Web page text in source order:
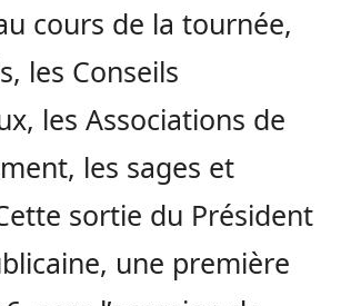
cours de la tournée,
les Conseils
les Associations de
les sages et
sortie du Président
une première